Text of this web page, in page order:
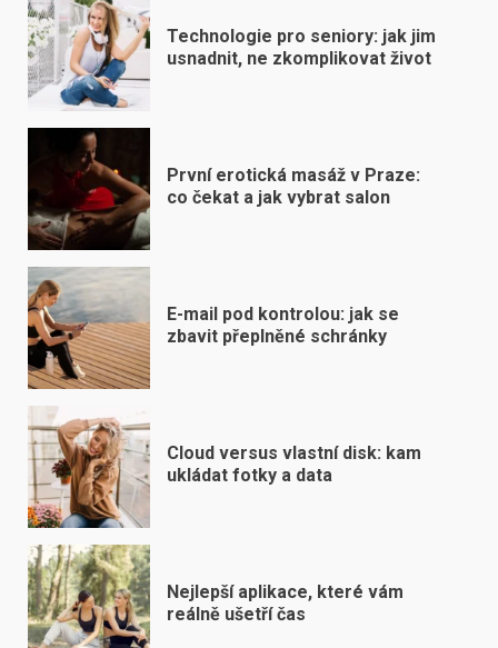
Technologie pro seniory: jak jim
usnadnit, ne zkomplikovat život
První erotická masáž v Praze:
co čekat a jak vybrat salon
E-mail pod kontrolou: jak se
zbavit přeplněné schránky
Cloud versus vlastní disk: kam
ukládat fotky a data
Nejlepší aplikace, které vám
reálně ušetří čas